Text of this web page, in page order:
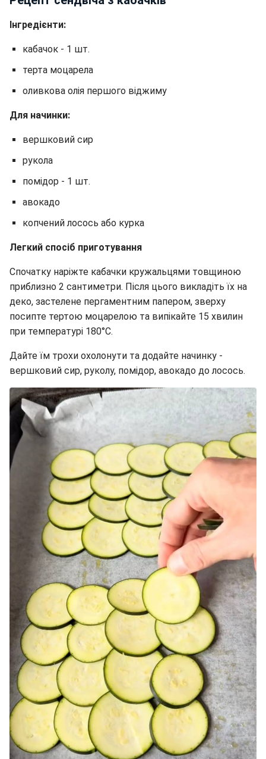
Інгредієнти:
кабачок - 1 шт.
терта моцарела
оливкова олія першого віджиму
Для начинки:
вершковий сир
рукола
помідор - 1 шт.
авокадо
копчений лосось або курка
Легкий спосіб приготування
Спочатку наріжте кабачки кружальцями товщиною
приблизно 2 сантиметри. Після цього викладіть їх на
деко, застелене пергаментним папером, зверху
посипте тертою моцарелою та випікайте 15 хвилин
при температурі 180°C.
Дайте їм трохи охолонути та додайте начинку -
вершковий сир, руколу, помідор, авокадо до лосось.